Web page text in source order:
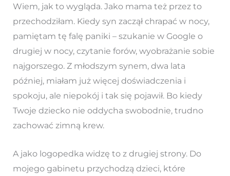
Wiem, jak to wygląda. Jako mama też przez to
przechodziłam. Kiedy syn zaczął chrapać w nocy,
pamiętam tę falę paniki – szukanie w Google o
drugiej w nocy, czytanie forów, wyobrażanie sobie
najgorszego. Z młodszym synem, dwa lata
później, miałam już więcej doświadczenia i
spokoju, ale niepokój i tak się pojawił. Bo kiedy
Twoje dziecko nie oddycha swobodnie, trudno
zachować zimną krew.
A jako logopedka widzę to z drugiej strony. Do
mojego gabinetu przychodzą dzieci, które